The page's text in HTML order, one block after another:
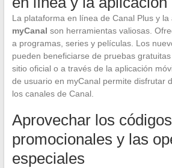
La plataforma en línea de Canal Plus y la
myCanal son herramientas valiosas.
a programas, series y películas. Los
pueden beneficiarse de pruebas
sitio oficial o a través de la aplicación
de usuario en myCanal permite disfrutar
los canales de Canal.
Aprovechar los códigos
promocionales y las
especiales